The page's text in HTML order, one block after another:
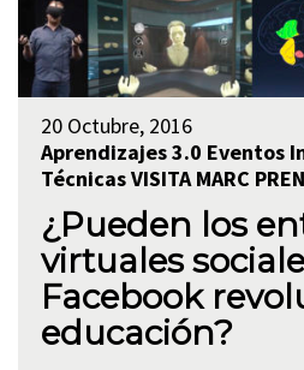
20 Octubre, 2016
Aprendizajes 3.0 Eventos
TécnicasVISITA MARC
¿Pueden los
virtuales
Facebook
educación?